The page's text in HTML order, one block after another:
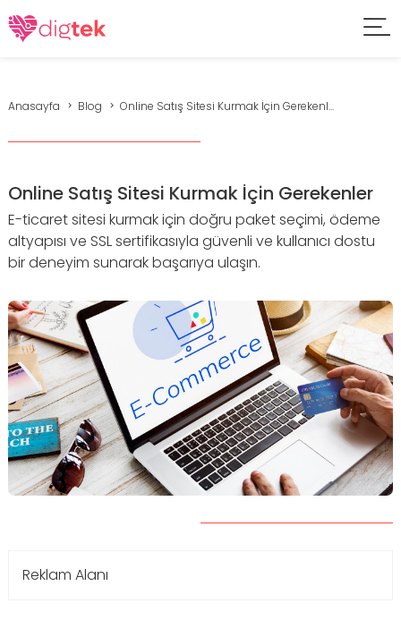
Anasayfa Blog Online Satış Sitesi Kurmak İçin Gerekenl...
Online Satış Sitesi Kurmak İçin Gerekenler
E-ticaret sitesi kurmak için doğru paket seçimi, ödeme
altyapısı ve SSL sertifikasıyla güvenli ve kullanıcı dostu
bir deneyim sunarak başarıya ulaşın.
Reklam Alanı